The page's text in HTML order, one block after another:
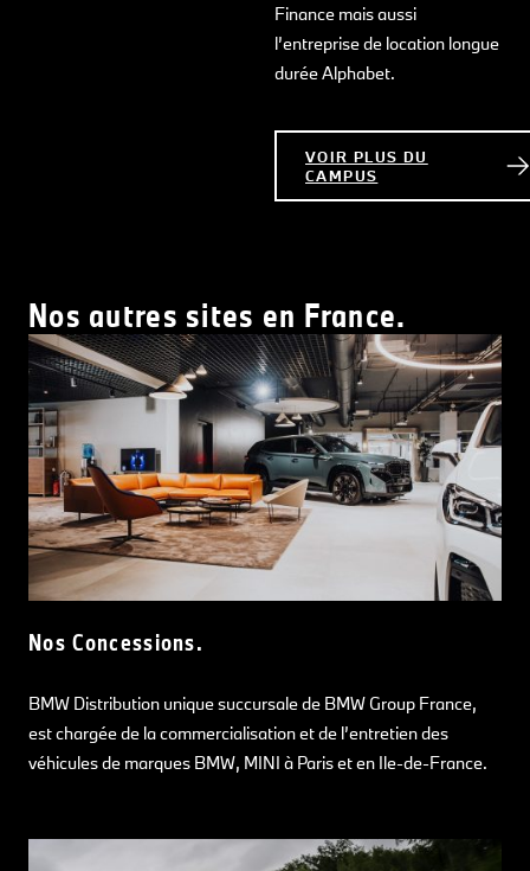
Finance mais aussi
l’entreprise de location longue
durée Alphabet.
VOIR PLUS DU
CAMPUS
Nos autres sites en France.
Nos Concessions.
BMW Distribution unique succursale de BMW Group France,
est chargée de la commercialisation et de l’entretien des
véhicules de marques BMW, MINI à Paris et en Ile-de-France.